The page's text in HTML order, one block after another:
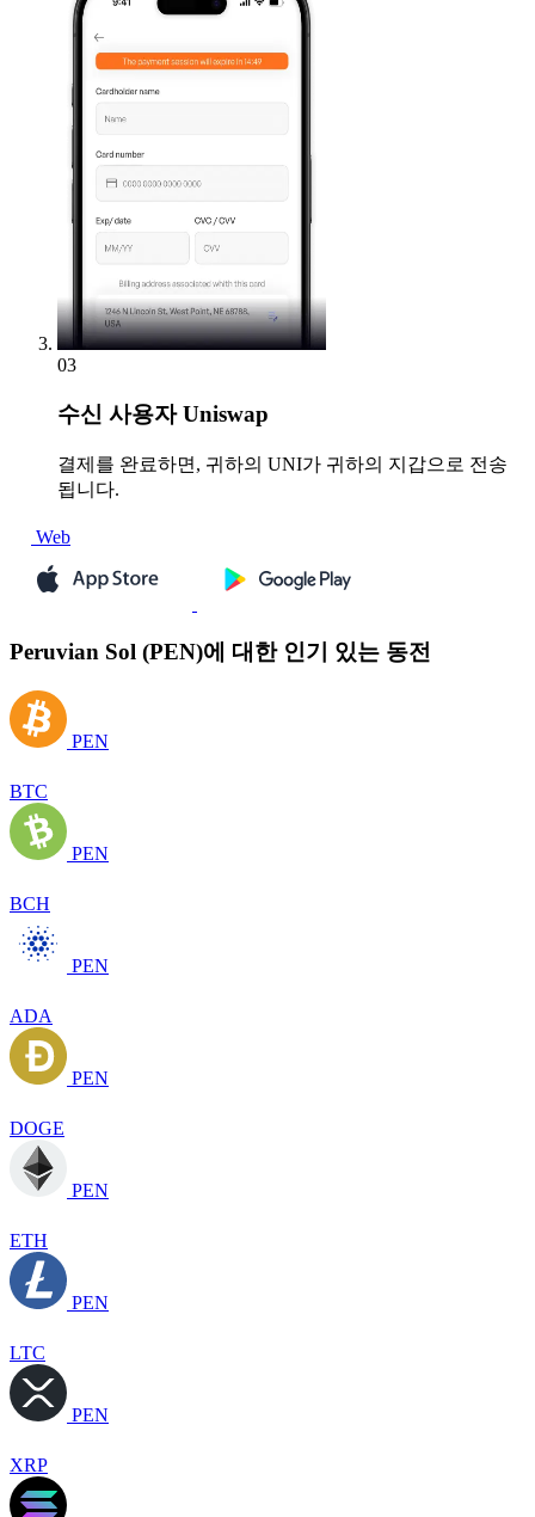
03
수신 사용자 Uniswap
결제를 완료하면, 귀하의 UNI가 귀하의 지갑으로 전송
됩니다.
Web
Peruvian Sol (PEN)에 대한 인기 있는 동전
PEN
BTC
PEN
BCH
PEN
ADA
PEN
DOGE
PEN
ETH
PEN
LTC
PEN
XRP